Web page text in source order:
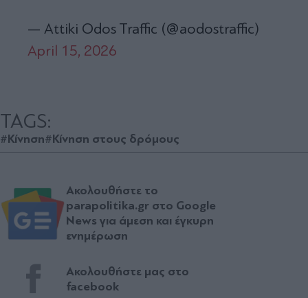
— Attiki Odos Traffic (@aodostraffic)
April 15, 2026
TAGS:
#Κίνηση#Κίνηση στους δρόμους
Ακολουθήστε το
parapolitika.gr στο Google
News για άμεση και έγκυρη
ενημέρωση
Ακολουθήστε μας στο
facebook